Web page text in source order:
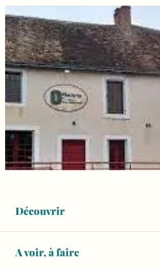
Découvrir
A voir, à faire
Ouverture et coordonnées